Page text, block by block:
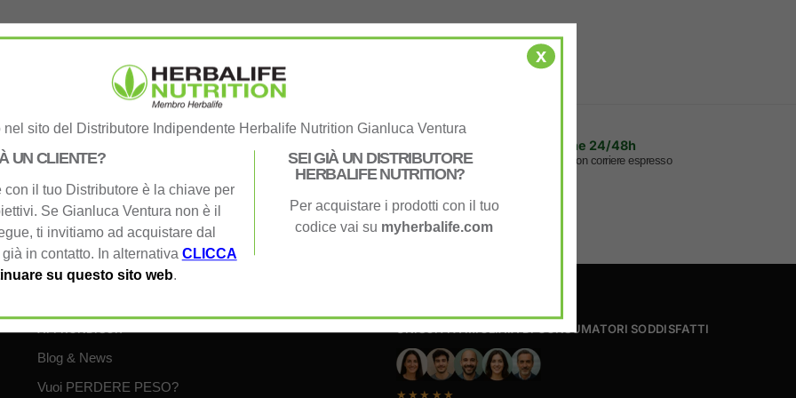
x
nel sito del Distributore Indipendente Herbalife Nutrition Gianluca Ventura
UN CLIENTE?
con il tuo Distributore è la chiave per
Se Gianluca Ventura non è il
ti invitiamo ad acquistare dal
in contatto. In alternativa CLICCA
su questo sito web.
SEI GIÀ UN DISTRIBUTORE
HERBALIFE NUTRITION?
Per acquistare i prodotti con il tuo
codice vai su myherbalife.com
protocolli di sicurezza Prezzi sempre Spedizione inclusa.
Spedizione 24/48h
Assicurata con corriere espresso
Eccezionale
25 anni di esperienza
Blog & News
Vuoi PERDERE PESO?
UNISCITI A MIGLIAIA DI CONSUMATORI SODDISFATTI
★★★★★